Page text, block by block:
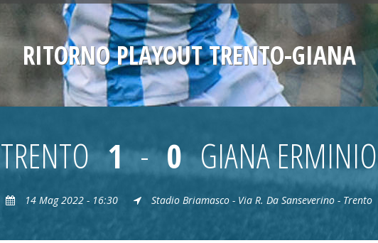
RITORNO PLAYOUT TRENTO-GIANA
TRENTO 1 - 0 GIANA ERMINIO
14 Mag 2022 - 16:30 Stadio Briamasco - Via R. Da Sanseverino - Trento